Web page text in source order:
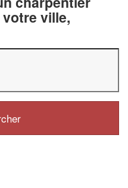
ville,
professionnel